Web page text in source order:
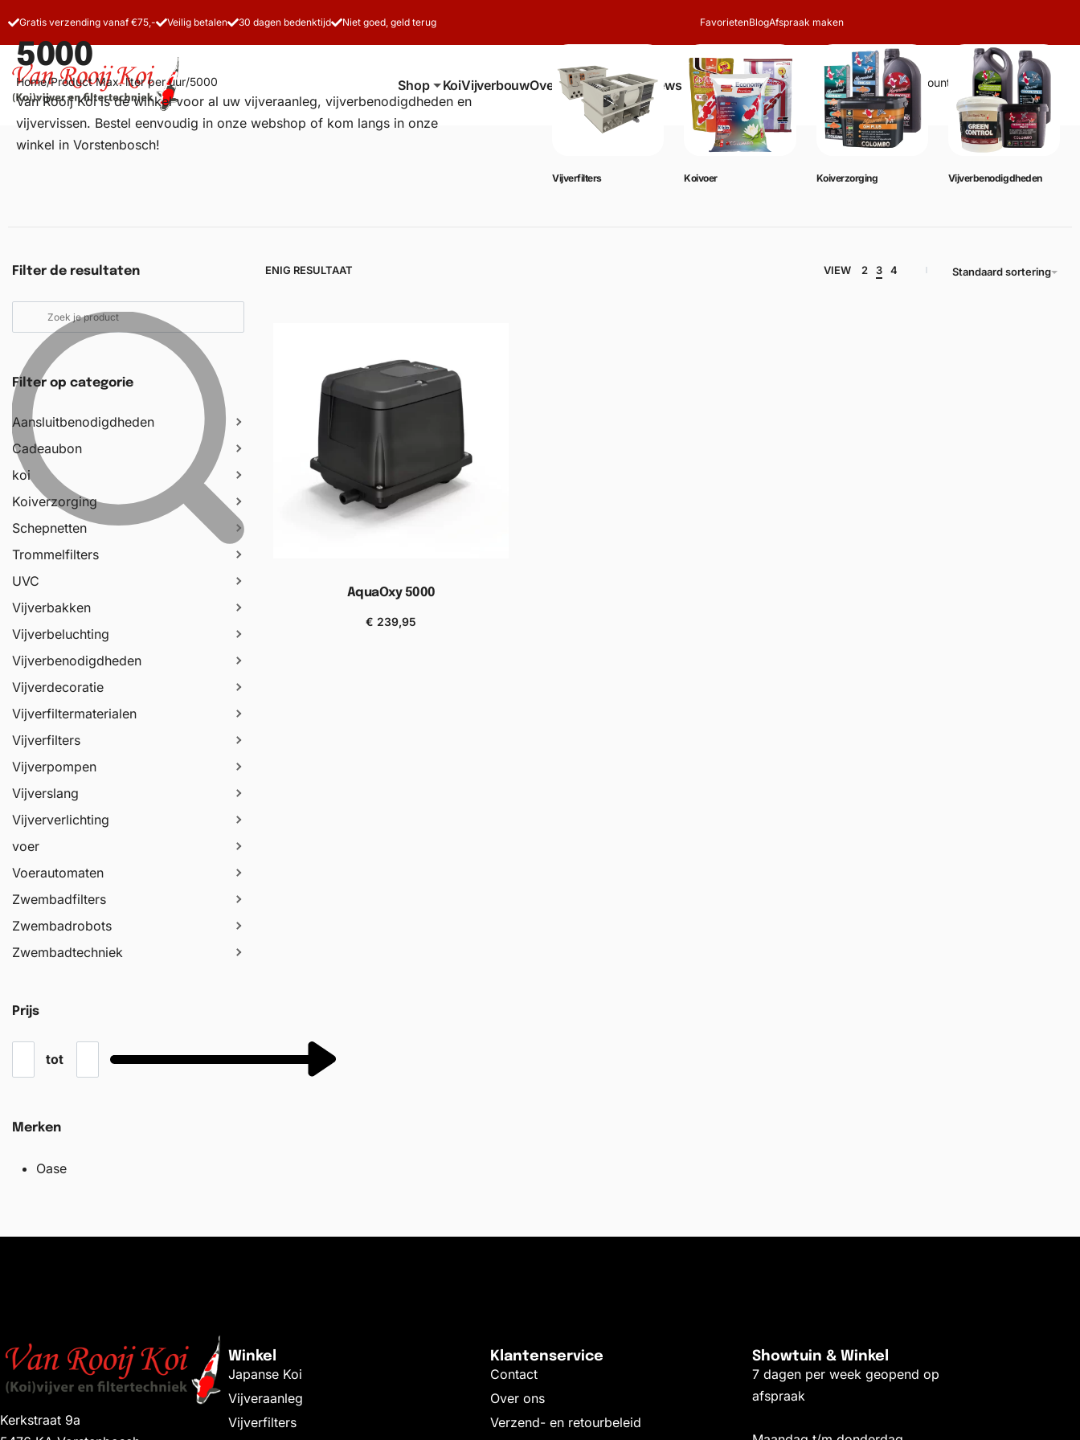
Gratis verzending vanaf €75,- Veilig betalen 30 dagen bedenktijd Niet goed, geld terug FavorietenBlogAfspraak maken
Shop KoiVijverbouwOver onsContactReviews Zoeken Account Winkelwagen 0
5000
Home/Product Max. liter per uur/5000
Van Rooij Koi is dé winkel voor al uw vijveraanleg, vijverbenodigdheden en
vijvervissen. Bestel eenvoudig in onze webshop of kom langs in onze
winkel in Vorstenbosch!
Vijverfilters Koivoer Koiverzorging Vijverbenodigdheden
Filter de resultaten
Filter op categorie
Aansluitbenodigdheden
Cadeaubon
koi
Koiverzorging
Schepnetten
Trommelfilters
UVC
Vijverbakken
Vijverbeluchting
Vijverbenodigdheden
Vijverdecoratie
Vijverfiltermaterialen
Vijverfilters
Vijverpompen
Vijverslang
Vijververlichting
voer
Voerautomaten
Zwembadfilters
Zwembadrobots
Zwembadtechniek
Prijs
tot
Merken
Oase
ENIG RESULTAAT VIEW 2 3 4 Standaard sortering
AquaOxy 5000
€ 239,95
Kerkstraat 9a
Winkel
Japanse Koi
Vijveraanleg
Vijverfilters
Klantenservice
Contact
Over ons
Verzend- en retourbeleid
Showtuin & Winkel
7 dagen per week geopend op
afspraak